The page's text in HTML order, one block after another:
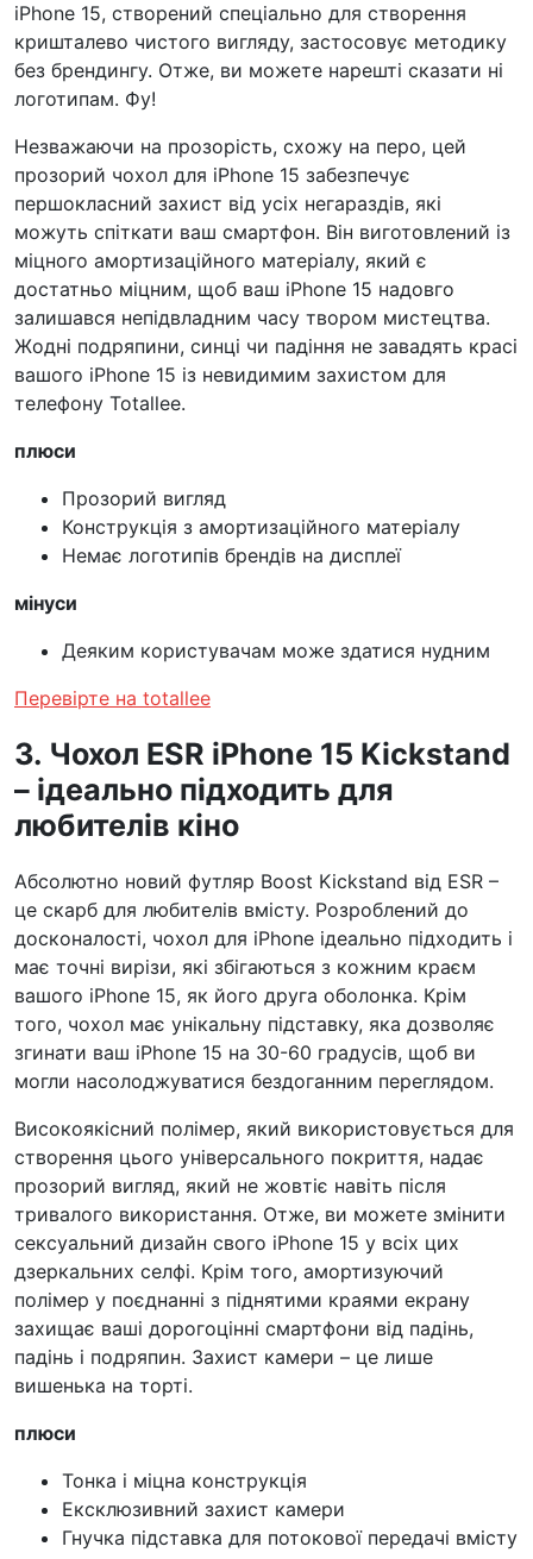
iPhone 15, створений спеціально для створення
кришталево чистого вигляду, застосовує методику
без брендингу. Отже, ви можете нарешті сказати ні
логотипам. Фу!
Незважаючи на прозорість, схожу на перо, цей
прозорий чохол для iPhone 15 забезпечує
першокласний захист від усіх негараздів, які
можуть спіткати ваш смартфон. Він виготовлений із
міцного амортизаційного матеріалу, який є
достатньо міцним, щоб ваш iPhone 15 надовго
залишався непідвладним часу твором мистецтва.
Жодні подряпини, синці чи падіння не завадять красі
вашого iPhone 15 із невидимим захистом для
телефону Totallee.
плюси
Прозорий вигляд
Конструкція з амортизаційного матеріалу
Немає логотипів брендів на дисплеї
мінуси
Деяким користувачам може здатися нудним
Перевірте на totallee
3. Чохол ESR iPhone 15 Kickstand
– ідеально підходить для
любителів кіно
Абсолютно новий футляр Boost Kickstand від ESR –
це скарб для любителів вмісту. Розроблений до
досконалості, чохол для iPhone ідеально підходить і
має точні вирізи, які збігаються з кожним краєм
вашого iPhone 15, як його друга оболонка. Крім
того, чохол має унікальну підставку, яка дозволяє
згинати ваш iPhone 15 на 30-60 градусів, щоб ви
могли насолоджуватися бездоганним переглядом.
Високоякісний полімер, який використовується для
створення цього універсального покриття, надає
прозорий вигляд, який не жовтіє навіть після
тривалого використання. Отже, ви можете змінити
сексуальний дизайн свого iPhone 15 у всіх цих
дзеркальних селфі. Крім того, амортизуючий
полімер у поєднанні з піднятими краями екрану
захищає ваші дорогоцінні смартфони від падінь,
падінь і подряпин. Захист камери – це лише
вишенька на торті.
плюси
Тонка і міцна конструкція
Ексклюзивний захист камери
Гнучка підставка для потокової передачі вмісту